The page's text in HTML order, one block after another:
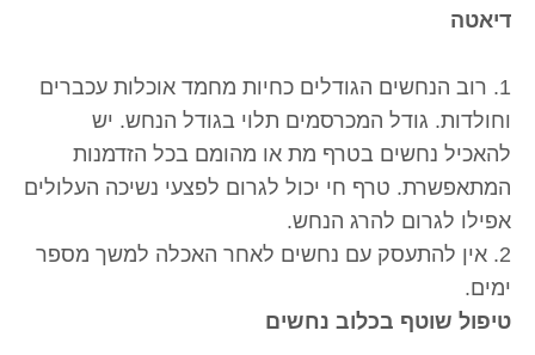
דיאטה
1. רוב הנחשים הגודלים כחיות מחמד אוכלות עכברים
וחולדות. גודל המכרסמים תלוי בגודל הנחש. יש
להאכיל נחשים בטרף מת או מהומם בכל הזדמנות
המתאפשרת. טרף חי יכול לגרום לפצעי נשיכה העלולים
אפילו לגרום להרג הנחש.
2. אין להתעסק עם נחשים לאחר האכלה למשך מספר
ימים.
טיפול שוטף בכלוב נחשים